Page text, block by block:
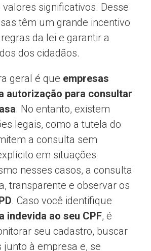
significativos. Desse
têm um grande incentivo
da lei e garantir a
dos cidadãos.
geral é que empresas
autorização para consultar
. No entanto, existem
legais, como a tutela do
a consulta sem
em situações
nesses casos, a consulta
transparente e observar os
. Caso você identifique
indevida ao seu CPF, é
seu cadastro, buscar
à empresa e, se